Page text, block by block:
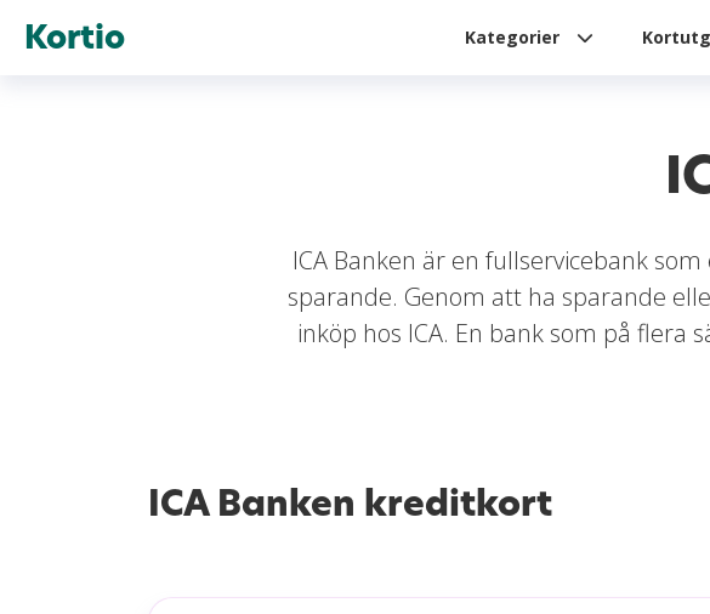
Kortio Kategorier
ICA Banken är en fullservicebank
sparande. Genom att ha sparande
inköp hos ICA. En bank som på
ICA Banken kreditkort